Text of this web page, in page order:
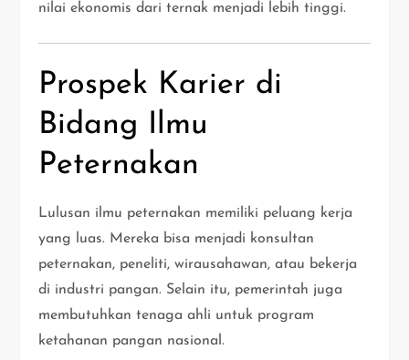
nilai ekonomis dari ternak menjadi lebih tinggi.
Prospek Karier di
Bidang Ilmu
Peternakan
Lulusan ilmu peternakan memiliki peluang kerja
yang luas. Mereka bisa menjadi konsultan
peternakan, peneliti, wirausahawan, atau bekerja
di industri pangan. Selain itu, pemerintah juga
membutuhkan tenaga ahli untuk program
ketahanan pangan nasional.